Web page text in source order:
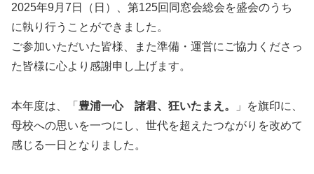
2025年9月7日（日）、第125回同窓会総会を盛会のうち
に執り行うことができました。
ご参加いただいた皆様、また準備・運営にご協力くださっ
た皆様に心より感謝申し上げます。
本年度は、「 豊浦一心 諸君、狂いたまえ。
」を旗印に、
母校への思いを一つにし、世代を超えたつながりを改めて
感じる一日となりました。